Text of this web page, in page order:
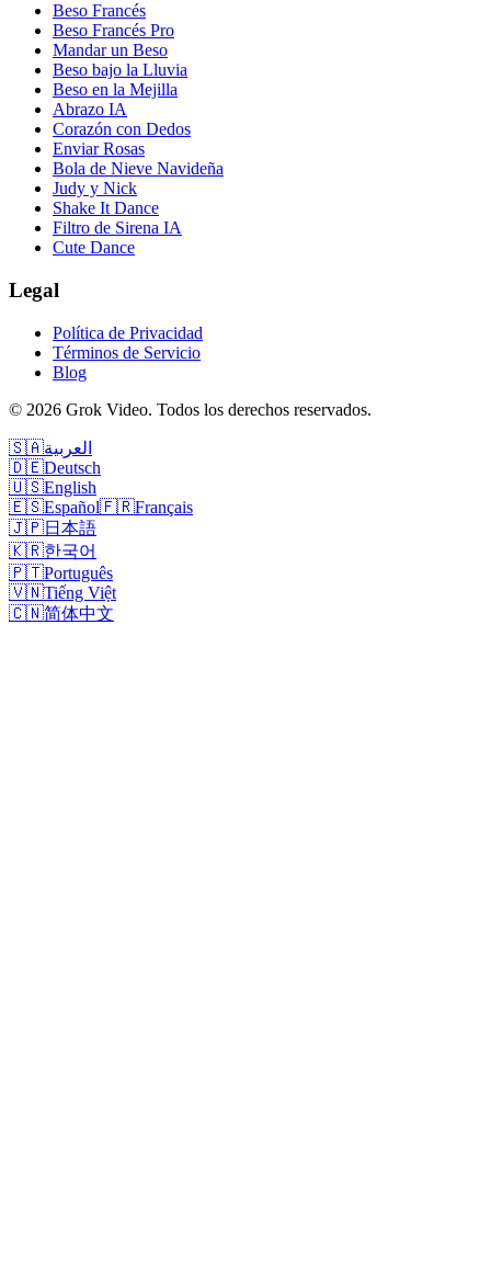
Beso Francés
Beso Francés Pro
Mandar un Beso
Beso bajo la Lluvia
Beso en la Mejilla
Abrazo IA
Corazón con Dedos
Enviar Rosas
Bola de Nieve Navideña
Judy y Nick
Shake It Dance
Filtro de Sirena IA
Cute Dance
Legal
Política de Privacidad
Términos de Servicio
Blog
© 2026 Grok Video. Todos los derechos reservados.
🇸🇦العربية
🇩🇪Deutsch
🇺🇸English
🇪🇸Español🇫🇷Français
🇯🇵日本語
🇰🇷한국어
🇵🇹Português
🇻🇳Tiếng Việt
🇨🇳简体中文